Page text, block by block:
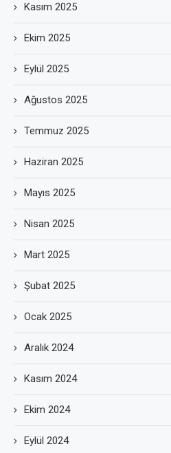
Kasım 2025
Ekim 2025
Eylül 2025
Ağustos 2025
Temmuz 2025
Haziran 2025
Mayıs 2025
Nisan 2025
Mart 2025
Şubat 2025
Ocak 2025
Aralık 2024
Kasım 2024
Ekim 2024
Eylül 2024